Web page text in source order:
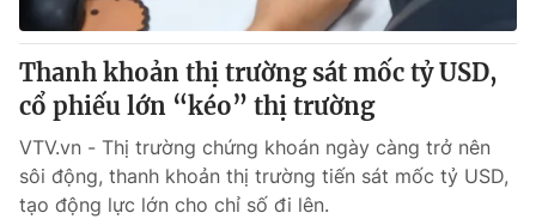
Giấy phép hoạt động báo in và báo điện tử số 483/GP-BTTTT
cấp ngày 29/12/2023
Tổng Biên tập:Vũ Thanh Thủy
Phó Tổng Biên tập: Nguyễn Thị Mỹ Hạnh, Phạm Quốc Thắng,
Tổng đài VTV:
024.38 355 931 - 024.38 355 932
Ðiện thoại Thời báo VTV: 024.66 897 897
Thanh khoản thị trường sát mốc tỷ USD,
cổ phiếu lớn “kéo” thị trường
VTV.vn - Thị trường chứng khoán ngày càng trở nên
sôi động, thanh khoản thị trường tiến sát mốc tỷ USD,
tạo động lực lớn cho chỉ số đi lên.